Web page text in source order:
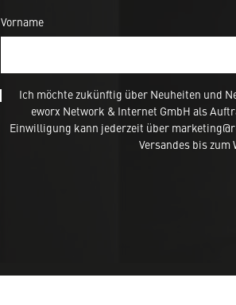
Vorname
Ich möchte zukünftig über Neuheiten und
eworx Network & Internet GmbH als
Einwilligung kann jederzeit über
Versandes bis